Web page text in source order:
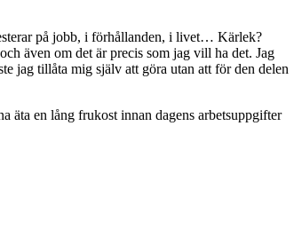
på jobb, i förhållanden, i livet… Kärlek?
även om det är precis som jag vill ha det. Jag
jag tillåta mig själv att göra utan att för den delen
äta en lång frukost innan dagens arbetsuppgifter